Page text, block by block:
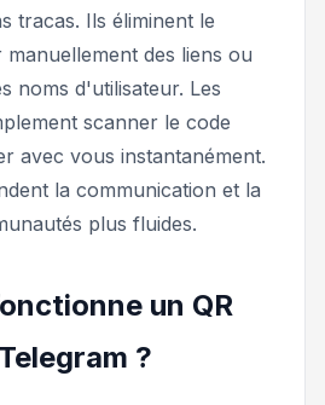
tracas. Ils éliminent le
des liens ou
noms d'utilisateur. Les
scanner le code
avec vous instantanément.
la communication et la
plus fluides.
un QR
?